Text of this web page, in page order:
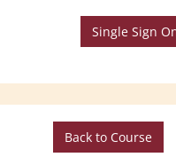
Single Sign
Back to Course